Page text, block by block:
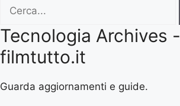
for:
Tecnologia Archives -
filmtutto.it
Guarda aggiornamenti e guide.